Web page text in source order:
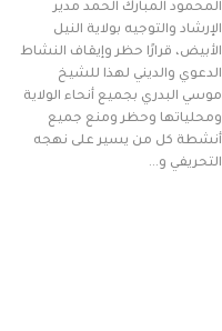
المحمود المبارك الحمد مدير
الإرشاد والتوجيه بولاية النيل
الأبيض، قرارًا حظر وإيقاف النشاط
الدعوي والديني لهذا للشيخ
موسي البدري بجميع أنحاء الولاية
ومحلياتها وحظر ومنع جميع
أنشطة كل من يسير على نهجه
التحريفي و…